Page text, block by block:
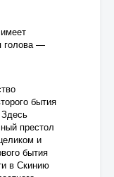
голова —
бытия
престол
и
бытия
в Скинию